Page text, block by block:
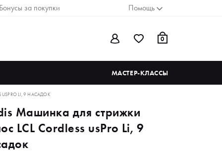
Бонусы за покупки Помощь
0
МАСТЕР-КЛАССЫ
LI, 9 НАСАДОК
Машинка для стрижки
LCL Cordless usPro Li, 9